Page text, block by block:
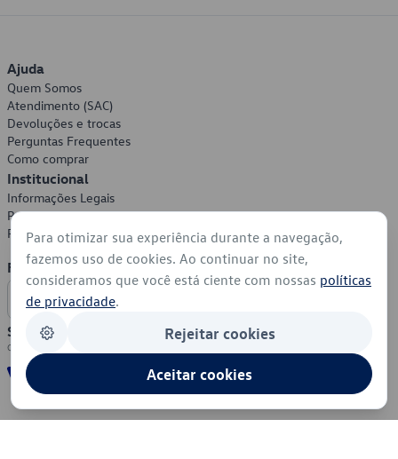
Ajuda
Quem Somos
Atendimento (SAC)
Devoluções e trocas
Perguntas Frequentes
Como comprar
Institucional
Informações Legais
Política de Privacidade
Política de Cookies
Formas de Pagamento
Segurança
Para otimizar sua experiência durante a navegação,
fazemos uso de cookies. Ao continuar no site,
consideramos que você está ciente com nossas políticas
de privacidade.
Rejeitar cookies
Aceitar cookies